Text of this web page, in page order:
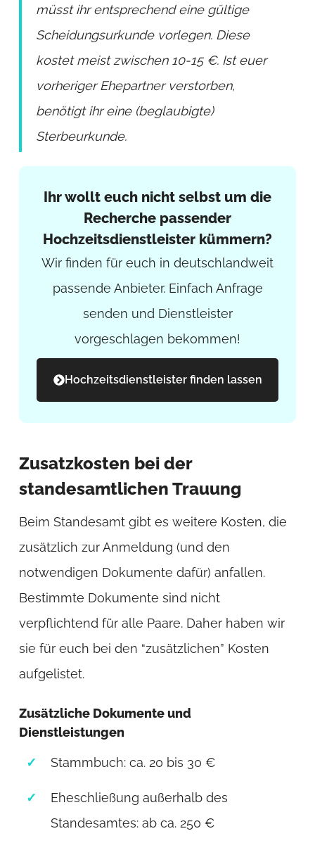
müsst ihr entsprechend eine gültige
Scheidungsurkunde vorlegen. Diese
kostet meist zwischen 10-15 €. Ist euer
vorheriger Ehepartner verstorben,
benötigt ihr eine (beglaubigte)
Sterbeurkunde.
Ihr wollt euch nicht selbst um die
Recherche passender
Hochzeitsdienstleister kümmern?
Wir finden für euch in deutschlandweit
passende Anbieter. Einfach Anfrage
senden und Dienstleister
vorgeschlagen bekommen!
Hochzeitsdienstleister finden lassen
Zusatzkosten bei der
standesamtlichen Trauung
Beim Standesamt gibt es weitere Kosten, die
zusätzlich zur Anmeldung (und den
notwendigen Dokumente dafür) anfallen.
Bestimmte Dokumente sind nicht
verpflichtend für alle Paare. Daher haben wir
sie für euch bei den “zusätzlichen” Kosten
aufgelistet.
Zusätzliche Dokumente und
Dienstleistungen
Stammbuch: ca. 20 bis 30 €
Eheschließung außerhalb des
Standesamtes: ab ca. 250 €